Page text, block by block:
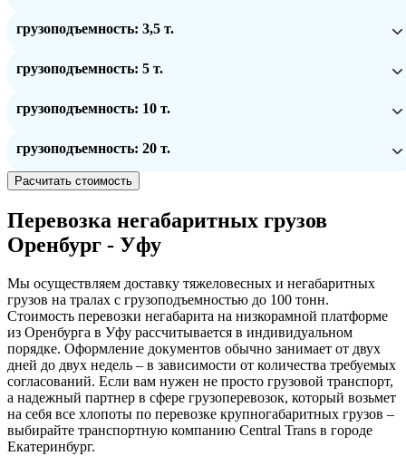
грузоподъемность: 3,5 т.
грузоподъемность: 5 т.
грузоподъемность: 10 т.
грузоподъемность: 20 т.
Расчитать стоимость
Перевозка негабаритных грузов
Оренбург - Уфу
Мы осуществляем доставку тяжеловесных и негабаритных
грузов на тралах с грузоподъемностью до 100 тонн.
Стоимость перевозки негабарита на низкорамной платформе
из Оренбурга в Уфу рассчитывается в индивидуальном
порядке. Оформление документов обычно занимает от двух
дней до двух недель – в зависимости от количества требуемых
согласований. Если вам нужен не просто грузовой транспорт,
а надежный партнер в сфере грузоперевозок, который возьмет
на себя все хлопоты по перевозке крупногабаритных грузов –
выбирайте транспортную компанию Central Trans в городе
Екатеринбург.